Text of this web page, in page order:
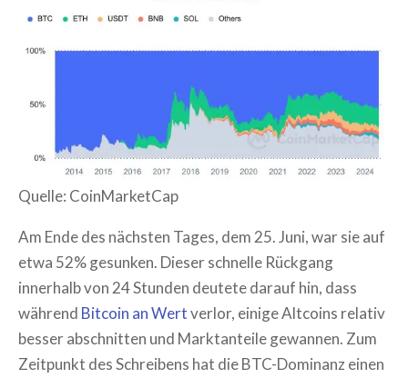
Quelle: CoinMarketCap
Am Ende des nächsten Tages, dem 25. Juni, war sie auf
etwa 52% gesunken. Dieser schnelle Rückgang
innerhalb von 24 Stunden deutete darauf hin, dass
während Bitcoin an Wertverlor, einige Altcoins relativ
besser abschnitten und Marktanteile gewannen. Zum
Zeitpunkt des Schreibens hat die BTC-Dominanz einen